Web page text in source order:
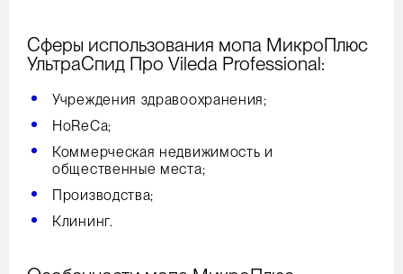
Сферы использования мопа МикроПлюс
УльтраСпид Про Vileda Professional:
Учреждения здравоохранения;
HoReCa;
Коммерческая недвижимость и
общественные места;
Производства;
Клининг.